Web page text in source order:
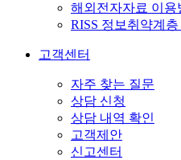
해외전자자료 이용
RISS 정보취약계
고객센터
자주 찾는 질문
상담 신청
상담 내역 확인
고객제안
신고센터